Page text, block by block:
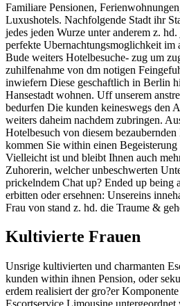
Familiare Pensionen,
Luxushotels. Nachfolgende Stadt ihr
jedes jeden Wurze unter anderem z.
perfekte Ubernachtungsmoglichkeit im
Bude weiters Hotelbesuche- zug um
zuhilfenahme von dm notigen
inwiefern Diese geschaftlich in Berlin
Hansestadt wohnen. Uff unserem
bedurfen Die kunden keineswegs den
weiters daheim nachdem zubringen.
Hotelbesuch von diesem
kommen Sie within einen
Vielleicht ist und bleibt Ihnen auch
Zuhorerin, welcher unbeschwerten
prickelndem Chat up? Ended up being
erbitten oder ersehnen: Unsereins
Frau von stand z. hd. die Traume &
Kultivierte Frauen
Unsrige kultivierten und charmanten
kunden within ihnen Pension, oder
erdem realisiert der gro?er